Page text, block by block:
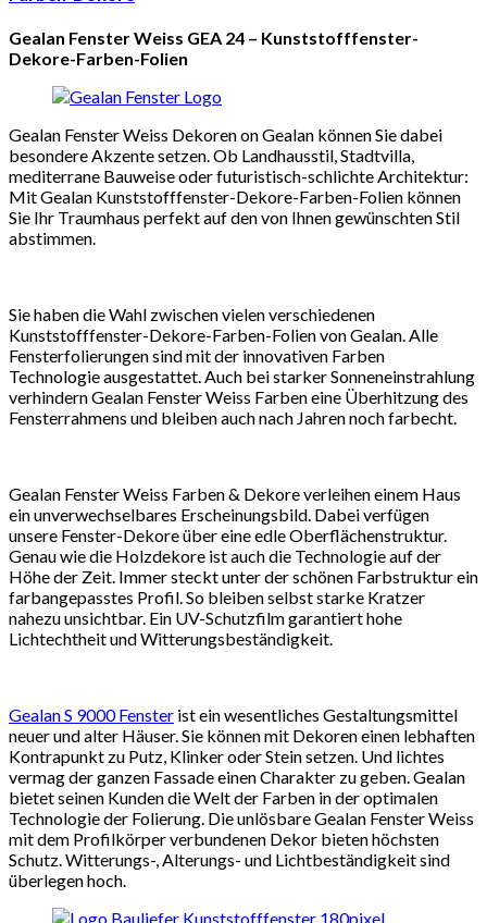
Gealan Fenster Weiss GEA 24 – Kunststofffenster-
Dekore-Farben-Folien
Gealan Fenster Weiss Dekoren on Gealan können Sie dabei
besondere Akzente setzen. Ob Landhausstil, Stadtvilla,
mediterrane Bauweise oder futuristisch-schlichte Architektur:
Mit Gealan Kunststofffenster-Dekore-Farben-Folien können
Sie Ihr Traumhaus perfekt auf den von Ihnen gewünschten Stil
abstimmen.
Sie haben die Wahl zwischen vielen verschiedenen
Kunststofffenster-Dekore-Farben-Folien von Gealan. Alle
Fensterfolierungen sind mit der innovativen Farben
Technologie ausgestattet. Auch bei starker Sonneneinstrahlung
verhindern Gealan Fenster Weiss Farben eine Überhitzung des
Fensterrahmens und bleiben auch nach Jahren noch farbecht.
Gealan Fenster Weiss Farben & Dekore verleihen einem Haus
ein unverwechselbares Erscheinungsbild. Dabei verfügen
unsere Fenster-Dekore über eine edle Oberflächenstruktur.
Genau wie die Holzdekore ist auch die Technologie auf der
Höhe der Zeit. Immer steckt unter der schönen Farbstruktur ein
farbangepasstes Profil. So bleiben selbst starke Kratzer
nahezu unsichtbar. Ein UV-Schutzfilm garantiert hohe
Lichtechtheit und Witterungsbeständigkeit.
Gealan S 9000 Fenster ist ein wesentliches Gestaltungsmittel
neuer und alter Häuser. Sie können mit Dekoren einen lebhaften
Kontrapunkt zu Putz, Klinker oder Stein setzen. Und lichtes
vermag der ganzen Fassade einen Charakter zu geben. Gealan
bietet seinen Kunden die Welt der Farben in der optimalen
Technologie der Folierung. Die unlösbare Gealan Fenster Weiss
mit dem Profilkörper verbundenen Dekor bieten höchsten
Schutz. Witterungs-, Alterungs- und Lichtbeständigkeit sind
überlegen hoch.